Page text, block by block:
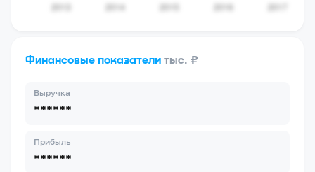
Финансовые показатели тыс. ₽
Выручка
******
Прибыль
******